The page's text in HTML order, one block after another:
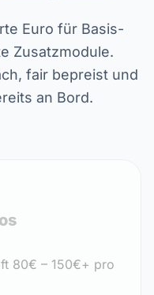
Euro für Basis-
Zusatzmodule.
fair bepreist und
an Bord.
80€ – 150€+ pro